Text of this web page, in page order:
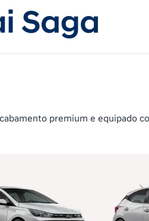
premium e equipado